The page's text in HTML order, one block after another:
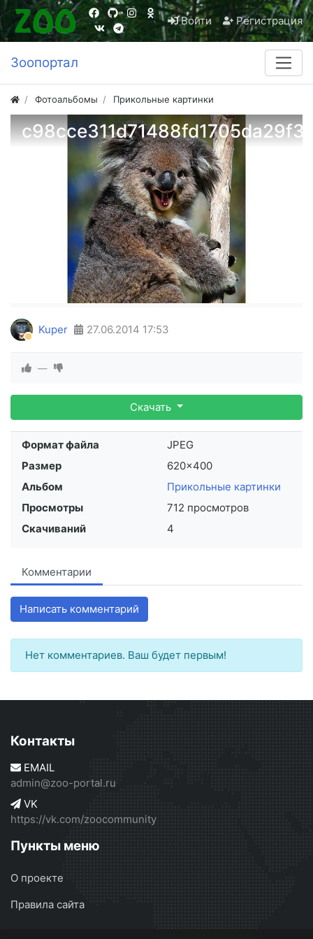
Войти Регистрация
Зоопортал
Фотоальбомы Прикольные картинки
Kuper 27.06.2014 17:53
—
Скачать
Формат файла
JPEG
Размер
620×400
Альбом
Прикольные картинки
Просмотры
712 просмотров
Скачиваний
4
Комментарии
Написать комментарий
Нет комментариев. Ваш будет первым!
Контакты
EMAIL
admin@zoo-portal.ru
VK
https://vk.com/zoocommunity
Пункты меню
О проекте
Правила сайта